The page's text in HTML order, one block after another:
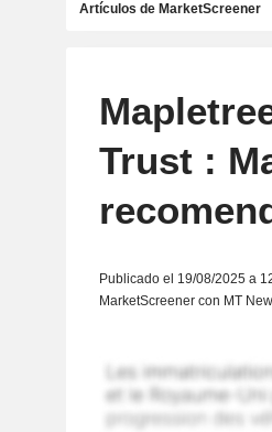
Artículos de MarketScreener
Trust :
Publicado el 19/08/2025 a
MarketScreener con MT